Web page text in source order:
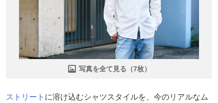
写真を全て見る（7枚）
ストリート に溶け込むシャツスタイルを、今のリアルなム